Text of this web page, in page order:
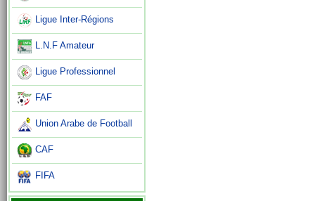
Ligue Inter-Régions
L.N.F Amateur
Ligue Professionnel
FAF
Union Arabe de Football
CAF
FIFA